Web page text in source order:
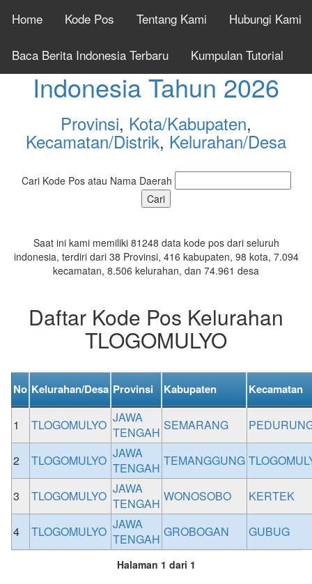
Home Kode Pos Tentang Kami Hubungi Kami
Baca Berita Indonesia Terbaru Kumpulan Tutorial
Cek Kode Pos Seluruh
Indonesia Tahun 2026
Provinsi, Kota/Kabupaten,
Kecamatan/Distrik, Kelurahan/Desa
Cari Kode Pos atau Nama Daerah
Saat ini kami memiliki 81248 data kode pos dari seluruh
indonesia, terdiri dari 38 Provinsi, 416 kabupaten, 98 kota, 7.094
kecamatan, 8.506 kelurahan, dan 74.961 desa
Daftar Kode Pos Kelurahan
TLOGOMULYO
No Kelurahan/Desa Provinsi Kabupaten Kecamatan
1 TLOGOMULYO JAWA
TENGAH SEMARANG
2 TLOGOMULYO JAWA
TENGAH TEMANGGUNG
3 TLOGOMULYO JAWA
TENGAH WONOSOBO KERTEK
4 TLOGOMULYO JAWA
TENGAH GROBOGAN GUBUG
Halaman 1 dari 1